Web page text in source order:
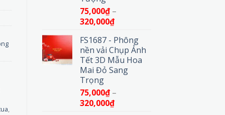
75,000₫ –
320,000₫Khoảng
từ
75,000₫
đến
320,000₫
FS1687 - Phông
nền vải Chụp Ảnh
Tết 3D Mẫu Hoa
Mai Đỏ Sang
Trọng
75,000₫ –
320,000₫Khoảng
,